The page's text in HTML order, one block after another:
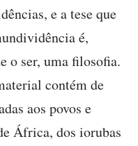
e a tese que
é,
o ser, uma filosofia.
contém de
aos povos e
África, dos iorubas